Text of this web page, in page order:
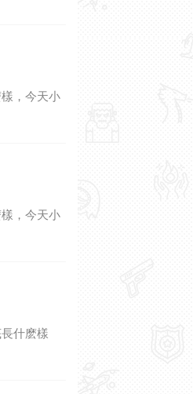
，今天小
，今天小
什麽樣